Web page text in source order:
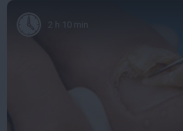
2 h 10 min